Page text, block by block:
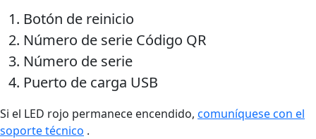
Botón de reinicio
Número de serie Código QR
Número de serie
Puerto de carga USB
Si el LED rojo permanece encendido, comuníquese con el
soporte técnico .